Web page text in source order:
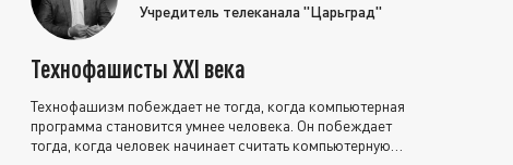
Учредитель телеканала "Царьград"
Технофашисты XXI века
Технофашизм побеждает не тогда, когда компьютерная
программа становится умнее человека. Он побеждает
тогда, когда человек начинает считать компьютерную